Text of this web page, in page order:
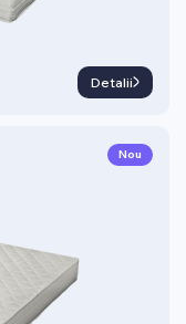
Detalii
Nou